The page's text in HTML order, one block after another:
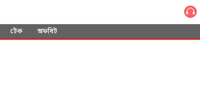
টেক অফবিট